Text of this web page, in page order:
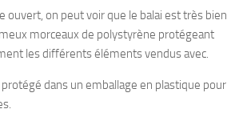
ouvert, on peut voir que le balai est très bien
morceaux de polystyrène protégeant
les différents éléments vendus avec.
dans un emballage en plastique pour